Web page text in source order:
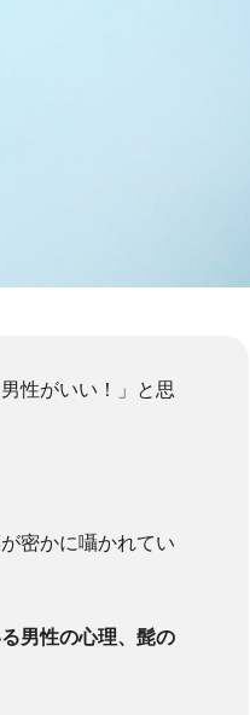
性がいい！」と思
密かに囁かれてい
男性の心理、髭の